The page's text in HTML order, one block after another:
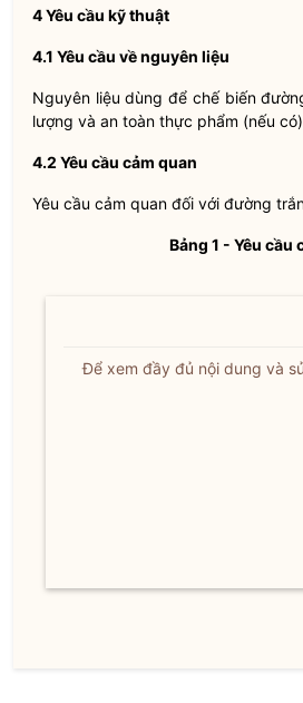
4 Yêu cầu kỹ thuật
4.1 Yêu cầu về nguyên liệu
Nguyên liệu dùng để chế biến
lượng và an toàn thực phẩm (nếu
4.2 Yêu cầu cảm quan
Yêu cầu cảm quan đối với đường
Bảng 1 - Yêu
Để xem đầy đủ nội dung và